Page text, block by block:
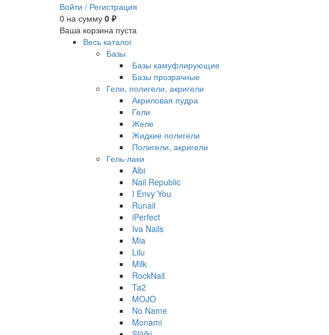
Войти / Регистрация
0 на сумму 0 ₽
Ваша корзина пуста
Весь каталог
Базы
Базы камуфлирующие
Базы прозрачные
Гели, полигели, акригели
Акриловая пудра
Гели
Желе
Жидкие полигели
Полигели, акригели
Гель-лаки
Albi
Nail Republic
I Envy You
Runail
iPerfect
Iva Nails
Mia
Lilu
Milk
RockNail
Ta2
MOJO
No Name
Monami